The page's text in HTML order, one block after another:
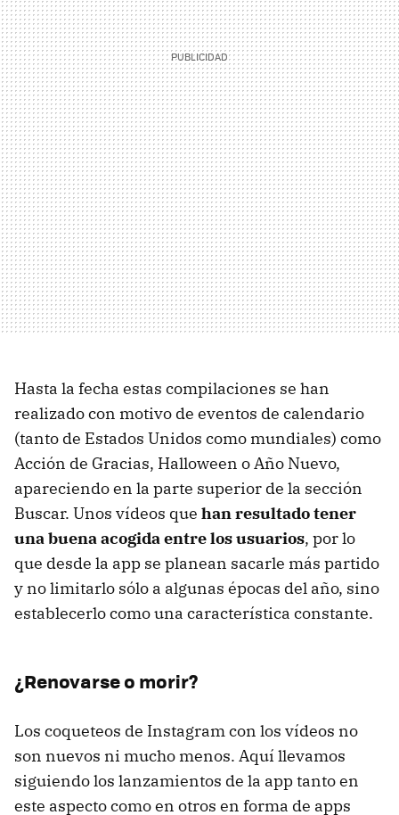
Hasta la fecha estas compilaciones se han
realizado con motivo de eventos de calendario
(tanto de Estados Unidos como mundiales) como
Acción de Gracias, Halloween o Año Nuevo,
apareciendo en la parte superior de la sección
Buscar. Unos vídeos que han resultado tener
una buena acogida entre los usuarios, por lo
que desde la app se planean sacarle más partido
y no limitarlo sólo a algunas épocas del año, sino
establecerlo como una característica constante.
¿Renovarse o morir?
Los coqueteos de Instagram con los vídeos no
son nuevos ni mucho menos. Aquí llevamos
siguiendo los lanzamientos de la app tanto en
este aspecto como en otros en forma de apps